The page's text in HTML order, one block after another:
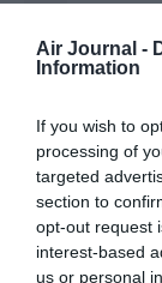
Air Journal -
Information
If you wish to
processing of
targeted
section to
opt-out request
interest-based
us or personal
On